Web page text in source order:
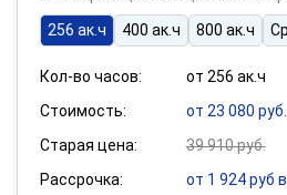
256 ак.ч
400 ак.ч 800 ак.ч
Кол-во часов:
от 256 ак.ч
Стоимость:
от 23 080 руб.
Старая цена:
39 910 руб.
Рассрочка:
от 1 924 руб